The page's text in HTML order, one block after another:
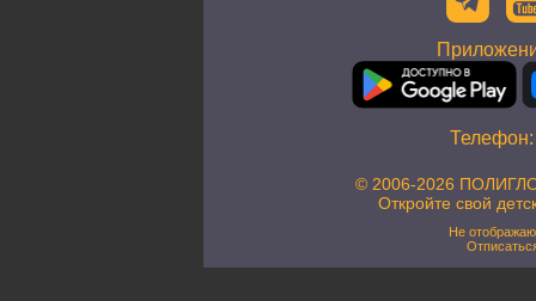
© 2006-2026
Откройте свой
Не